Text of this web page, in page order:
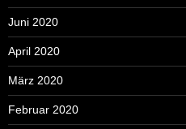
Juni 2020
April 2020
März 2020
Februar 2020